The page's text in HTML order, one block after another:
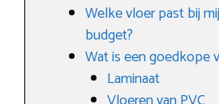
Welke vloer past bij
budget?
Wat is een goedkope
Laminaat